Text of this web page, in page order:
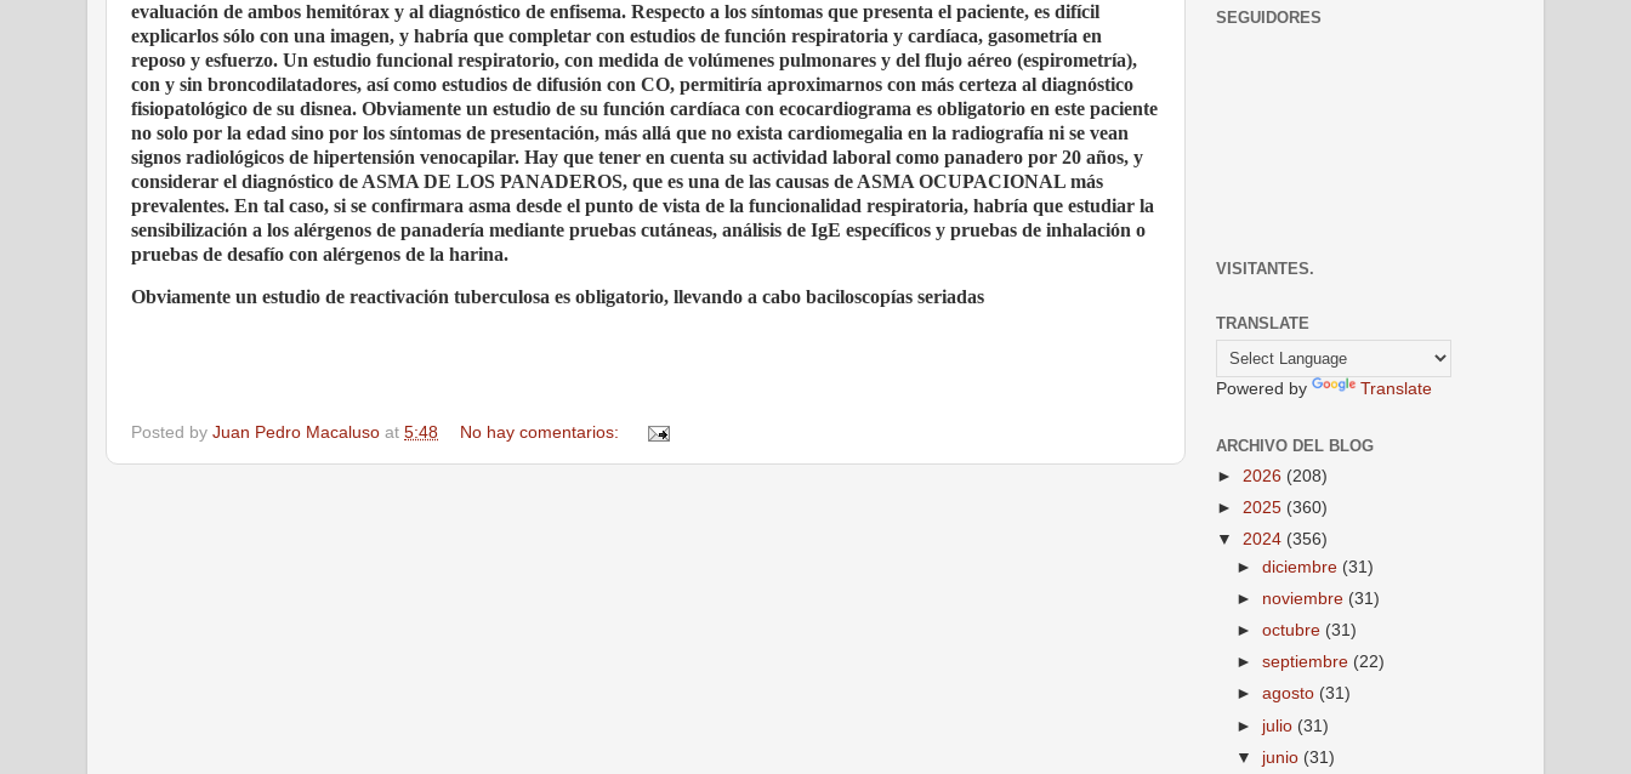
evaluación de ambos hemitórax y al diagnóstico de enfisema. Respecto a los síntomas que presenta el paciente, es difícil
explicarlos sólo con una imagen, y habría que completar con estudios de función respiratoria y cardíaca, gasometría en
reposo y esfuerzo. Un estudio funcional respiratorio, con medida de volúmenes pulmonares y del flujo aéreo (espirometría),
con y sin broncodilatadores, así como estudios de difusión con CO, permitiría aproximarnos con más certeza al diagnóstico
fisiopatológico de su disnea. Obviamente un estudio de su función cardíaca con ecocardiograma es obligatorio en este paciente
no solo por la edad sino por los síntomas de presentación, más allá que no exista cardiomegalia en la radiografía ni se vean
signos radiológicos de hipertensión venocapilar. Hay que tener en cuenta su actividad laboral como panadero por 20 años, y
considerar el diagnóstico de ASMA DE LOS PANADEROS, que es una de las causas de ASMA OCUPACIONAL más
prevalentes. En tal caso, si se confirmara asma desde el punto de vista de la funcionalidad respiratoria, habría que estudiar la
sensibilización a los alérgenos de panadería mediante pruebas cutáneas, análisis de IgE específicos y pruebas de inhalación o
pruebas de desafío con alérgenos de la harina.
Obviamente un estudio de reactivación tuberculosa es obligatorio, llevando a cabo baciloscopías seriadas
Posted by Juan Pedro Macaluso at 5:48 No hay comentarios:
SEGUIDORES
VISITANTES.
TRANSLATE
Powered by Translate
ARCHIVO DEL BLOG
► 2026 (208)
► 2025 (360)
▼ 2024 (356)
►diciembre (31)
► noviembre (31)
►octubre (31)
►septiembre (22)
►agosto (31)
► julio (31)
▼ junio (31)